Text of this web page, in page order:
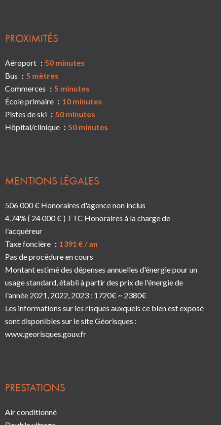
PROXIMITÉS
Aéroport
50 minutes
Bus
5 mètres
Commerces
5 minutes
École primaire
10 minutes
Pistes de ski
50 minutes
Hôpital/clinique
50 minutes
MENTIONS LÉGALES
506 000 € Honoraires d'agence non inclus
4.74% ( 24 000 € ) TTC Honoraires à la charge de
l'acquéreur
Taxe foncière
1391 € / an
Pas de procédure en cours
Montant estimé des dépenses annuelles d'énergie pour un
usage standard, établi à partir des prix de l'énergie de
l'année 2021, 2022, 2023 : 1720€ ~ 2380€
Les informations sur les risques auxquels ce bien est exposé
sont disponibles sur le site Géorisques :
www.georisques.gouv.fr
PRESTATIONS
Air conditionné